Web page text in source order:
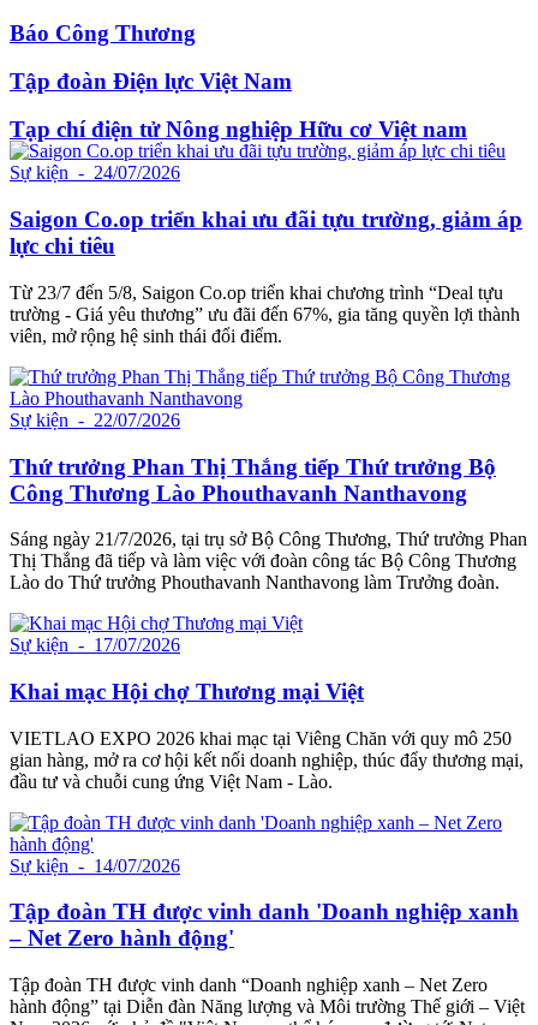
Báo Công Thương
Tập đoàn Điện lực Việt Nam
Tạp chí điện tử Nông nghiệp Hữu cơ Việt nam
Sự kiện - 24/07/2026
Saigon Co.op triển khai ưu đãi tựu trường, giảm áp
lực chi tiêu
Từ 23/7 đến 5/8, Saigon Co.op triển khai chương trình “Deal tựu
trường - Giá yêu thương” ưu đãi đến 67%, gia tăng quyền lợi thành
viên, mở rộng hệ sinh thái đổi điểm.
Sự kiện - 22/07/2026
Thứ trưởng Phan Thị Thắng tiếp Thứ trưởng Bộ
Công Thương Lào Phouthavanh Nanthavong
Sáng ngày 21/7/2026, tại trụ sở Bộ Công Thương, Thứ trưởng Phan
Thị Thắng đã tiếp và làm việc với đoàn công tác Bộ Công Thương
Lào do Thứ trưởng Phouthavanh Nanthavong làm Trưởng đoàn.
Sự kiện - 17/07/2026
Khai mạc Hội chợ Thương mại Việt
VIETLAO EXPO 2026 khai mạc tại Viêng Chăn với quy mô 250
gian hàng, mở ra cơ hội kết nối doanh nghiệp, thúc đẩy thương mại,
đầu tư và chuỗi cung ứng Việt Nam - Lào.
Sự kiện - 14/07/2026
Tập đoàn TH được vinh danh 'Doanh nghiệp xanh
– Net Zero hành động'
Tập đoàn TH được vinh danh “Doanh nghiệp xanh – Net Zero
hành động” tại Diễn đàn Năng lượng và Môi trường Thế giới – Việt